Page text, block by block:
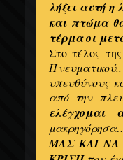
λήξει αυτή
και πτώμα
τέρμα οι
Στο τέλος
υπευθύνους
από την
ελέγχομαι
ΜΑΣ ΚΑΙ